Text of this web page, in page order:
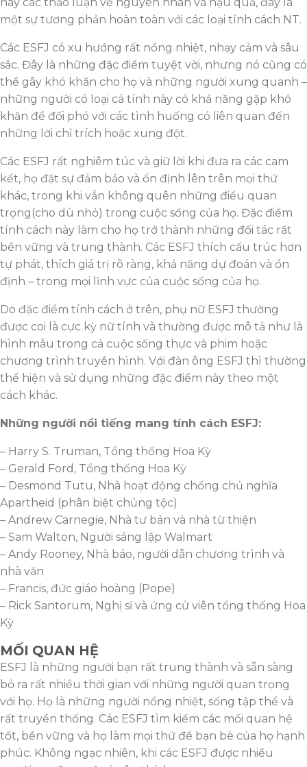
hay các thảo luận về nguyên nhân và hậu quả, đây là
một sự tương phản hoàn toàn với các loại tính cách NT.
Các ESFJ có xu hướng rất nồng nhiệt, nhạy cảm và sâu
sắc. Đây là những đặc điểm tuyệt vời, nhưng nó cũng có
thể gây khó khăn cho họ và những người xung quanh –
những người có loại cá tính này có khả năng gặp khó
khăn để đối phó với các tình huống có liên quan đến
những lời chỉ trích hoặc xung đột.
Các ESFJ rất nghiêm túc và giữ lời khi đưa ra các cam
kết, họ đặt sự đảm bảo và ổn định lên trên mọi thứ
khác, trong khi vẫn không quên những điều quan
trọng(cho dù nhỏ) trong cuộc sống của họ. Đặc điểm
tính cách này làm cho họ trở thành những đối tác rất
bền vững và trung thành. Các ESFJ thích cấu trúc hơn
tự phát, thích giá trị rõ ràng, khả năng dự đoán và ổn
định – trong mọi lĩnh vực của cuộc sống của họ.
Do đặc điểm tính cách ở trên, phụ nữ ESFJ thường
được coi là cực kỳ nữ tính và thường được mô tả như là
hình mẫu trong cả cuộc sống thực và phim hoặc
chương trình truyền hình. Với đàn ông ESFJ thì thường
thể hiện và sử dụng những đặc điểm này theo một
cách khác.
Những người nổi tiếng mang tính cách ESFJ:
– Harry S. Truman, Tổng thống Hoa Kỳ
– Gerald Ford, Tổng thống Hoa Kỳ
– Desmond Tutu, Nhà hoạt động chống chủ nghĩa
Apartheid (phân biệt chủng tộc)
– Andrew Carnegie, Nhà tư bản và nhà từ thiện
– Sam Walton, Người sáng lập Walmart
– Andy Rooney, Nhà báo, người dẫn chương trình và
nhà văn
– Francis, đức giáo hoàng (Pope)
– Rick Santorum, Nghị sĩ và ứng cử viên tổng thống Hoa
Kỳ
MỐI QUAN HỆ
ESFJ là những người bạn rất trung thành và sẵn sàng
bỏ ra rất nhiều thời gian với những người quan trọng
với họ. Họ là những người nồng nhiệt, sống tập thể và
rất truyền thống. Các ESFJ tìm kiếm các mối quan hệ
tốt, bền vững và họ làm mọi thứ để bạn bè của họ hạnh
phúc. Không ngạc nhiên, khi các ESFJ được nhiều